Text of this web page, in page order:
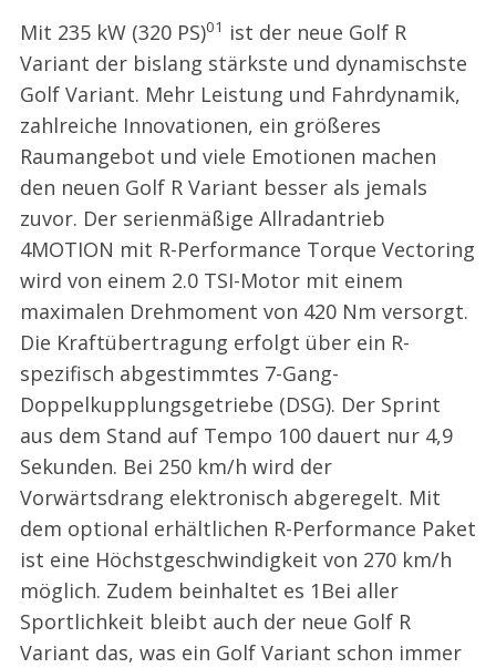
Mit 235 kW (320 PS)01 ist der neue Golf R
Variant der bislang stärkste und dynamischste
Golf Variant. Mehr Leistung und Fahrdynamik,
zahlreiche Innovationen, ein größeres
Raumangebot und viele Emotionen machen
den neuen Golf R Variant besser als jemals
zuvor. Der serienmäßige Allradantrieb
4MOTION mit R-Performance Torque Vectoring
wird von einem 2.0 TSI-Motor mit einem
maximalen Drehmoment von 420 Nm versorgt.
Die Kraftübertragung erfolgt über ein R-
spezifisch abgestimmtes 7-Gang-
Doppelkupplungsgetriebe (DSG). Der Sprint
aus dem Stand auf Tempo 100 dauert nur 4,9
Sekunden. Bei 250 km/h wird der
Vorwärtsdrang elektronisch abgeregelt. Mit
dem optional erhältlichen R-Performance Paket
ist eine Höchstgeschwindigkeit von 270 km/h
möglich. Zudem beinhaltet es 1Bei aller
Sportlichkeit bleibt auch der neue Golf R
Variant das, was ein Golf Variant schon immer